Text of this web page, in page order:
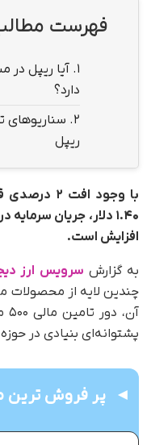
فهرست
1.
دارد؟
2. سناریوهای
ریپل
با وجود افت ۲ درصدی قیمت
۱.۴۰ دلار، جریان
افزایش است.
به‌ گزارش سرویس ارز
چندین لایه از محصولات
پشتوانه‌ای بنیادی در
پر فروش ترین